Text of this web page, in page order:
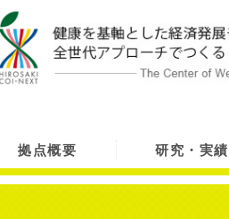
拠点概要 研究・実績